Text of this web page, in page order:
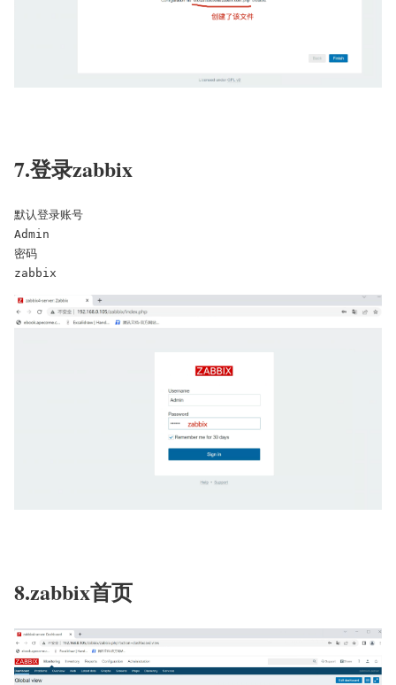
7.登录zabbix
默认登录账号
Admin
密码
zabbix
8.zabbix首页